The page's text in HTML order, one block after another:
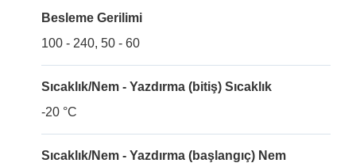
Besleme Gerilimi
100 - 240, 50 - 60
Sıcaklık/Nem - Yazdırma (bitiş) Sıcaklık
-20 °C
Sıcaklık/Nem - Yazdırma (başlangıç) Nem